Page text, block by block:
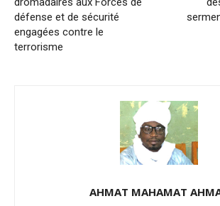
défense et de sécurité
engagées contre le
terrorisme
AHMAT MAHAMAT